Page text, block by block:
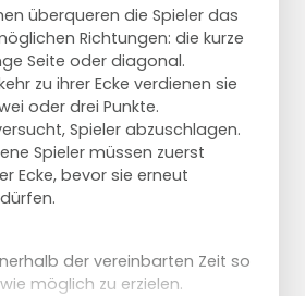
überqueren die Spieler das
Richtungen: die kurze
Seite oder diagonal.
zu ihrer Ecke verdienen sie
oder drei Punkte.
Spieler abzuschlagen.
Spieler müssen zuerst
Ecke, bevor sie erneut
der vereinbarten Zeit so
möglich zu erzielen.